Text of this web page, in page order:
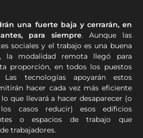
una fuerte baja y cerrarán, en
para siempre. Aunque las
sociales y el trabajo es una buena
la modalidad remota llegó para
proporción, en todos los puestos
tecnologías apoyarán estos
hacer cada vez más eficiente
que llevará a hacer desaparecer (o
casos reducir) esos edificios
o espacios de trabajo que
trabajadores.